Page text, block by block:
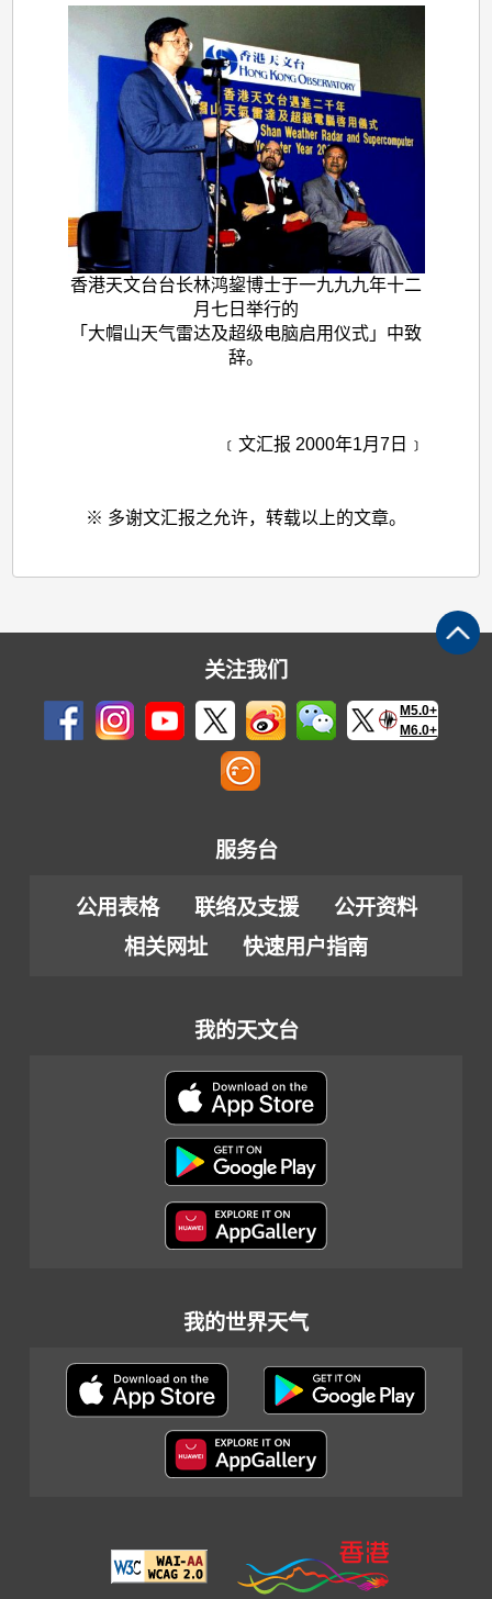
香港天文台台长林鸿鋆博士于一九九九年十二
月七日举行的
「大帽山天气雷达及超级电脑启用仪式」中致
辞。
﹝文汇报 2000年1月7日﹞
※ 多谢文汇报之允许，转载以上的文章。
关注我们
M5.0+
M6.0+
服务台
公用表格 联络及支援
公开资料
相关网址
快速用户指南
我的天文台
我的世界天气